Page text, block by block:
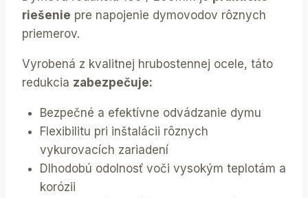
riešenie pre napojenie dymovodov rôznych
priemerov.
Vyrobená z kvalitnej hrubostennej ocele, táto
redukcia zabezpečuje:
Bezpečné a efektívne odvádzanie dymu
Flexibilitu pri inštalácii rôznych
vykurovacích zariadení
Dlhodobú odolnosť voči vysokým teplotám a
korózii